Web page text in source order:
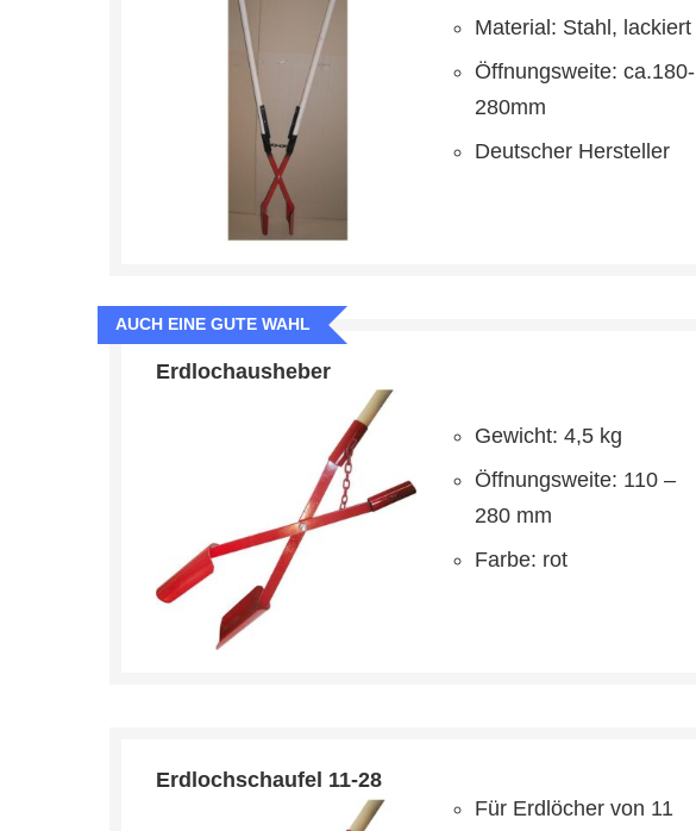
Material: Stahl, lackiert
Öffnungsweite: ca.180-
280mm
Deutscher Hersteller
AUCH EINE GUTE WAHL
Erdlochausheber
Gewicht: 4,5 kg
Öffnungsweite: 110 –
280 mm
Farbe: rot
Erdlochschaufel 11-28
Für Erdlöcher von 11